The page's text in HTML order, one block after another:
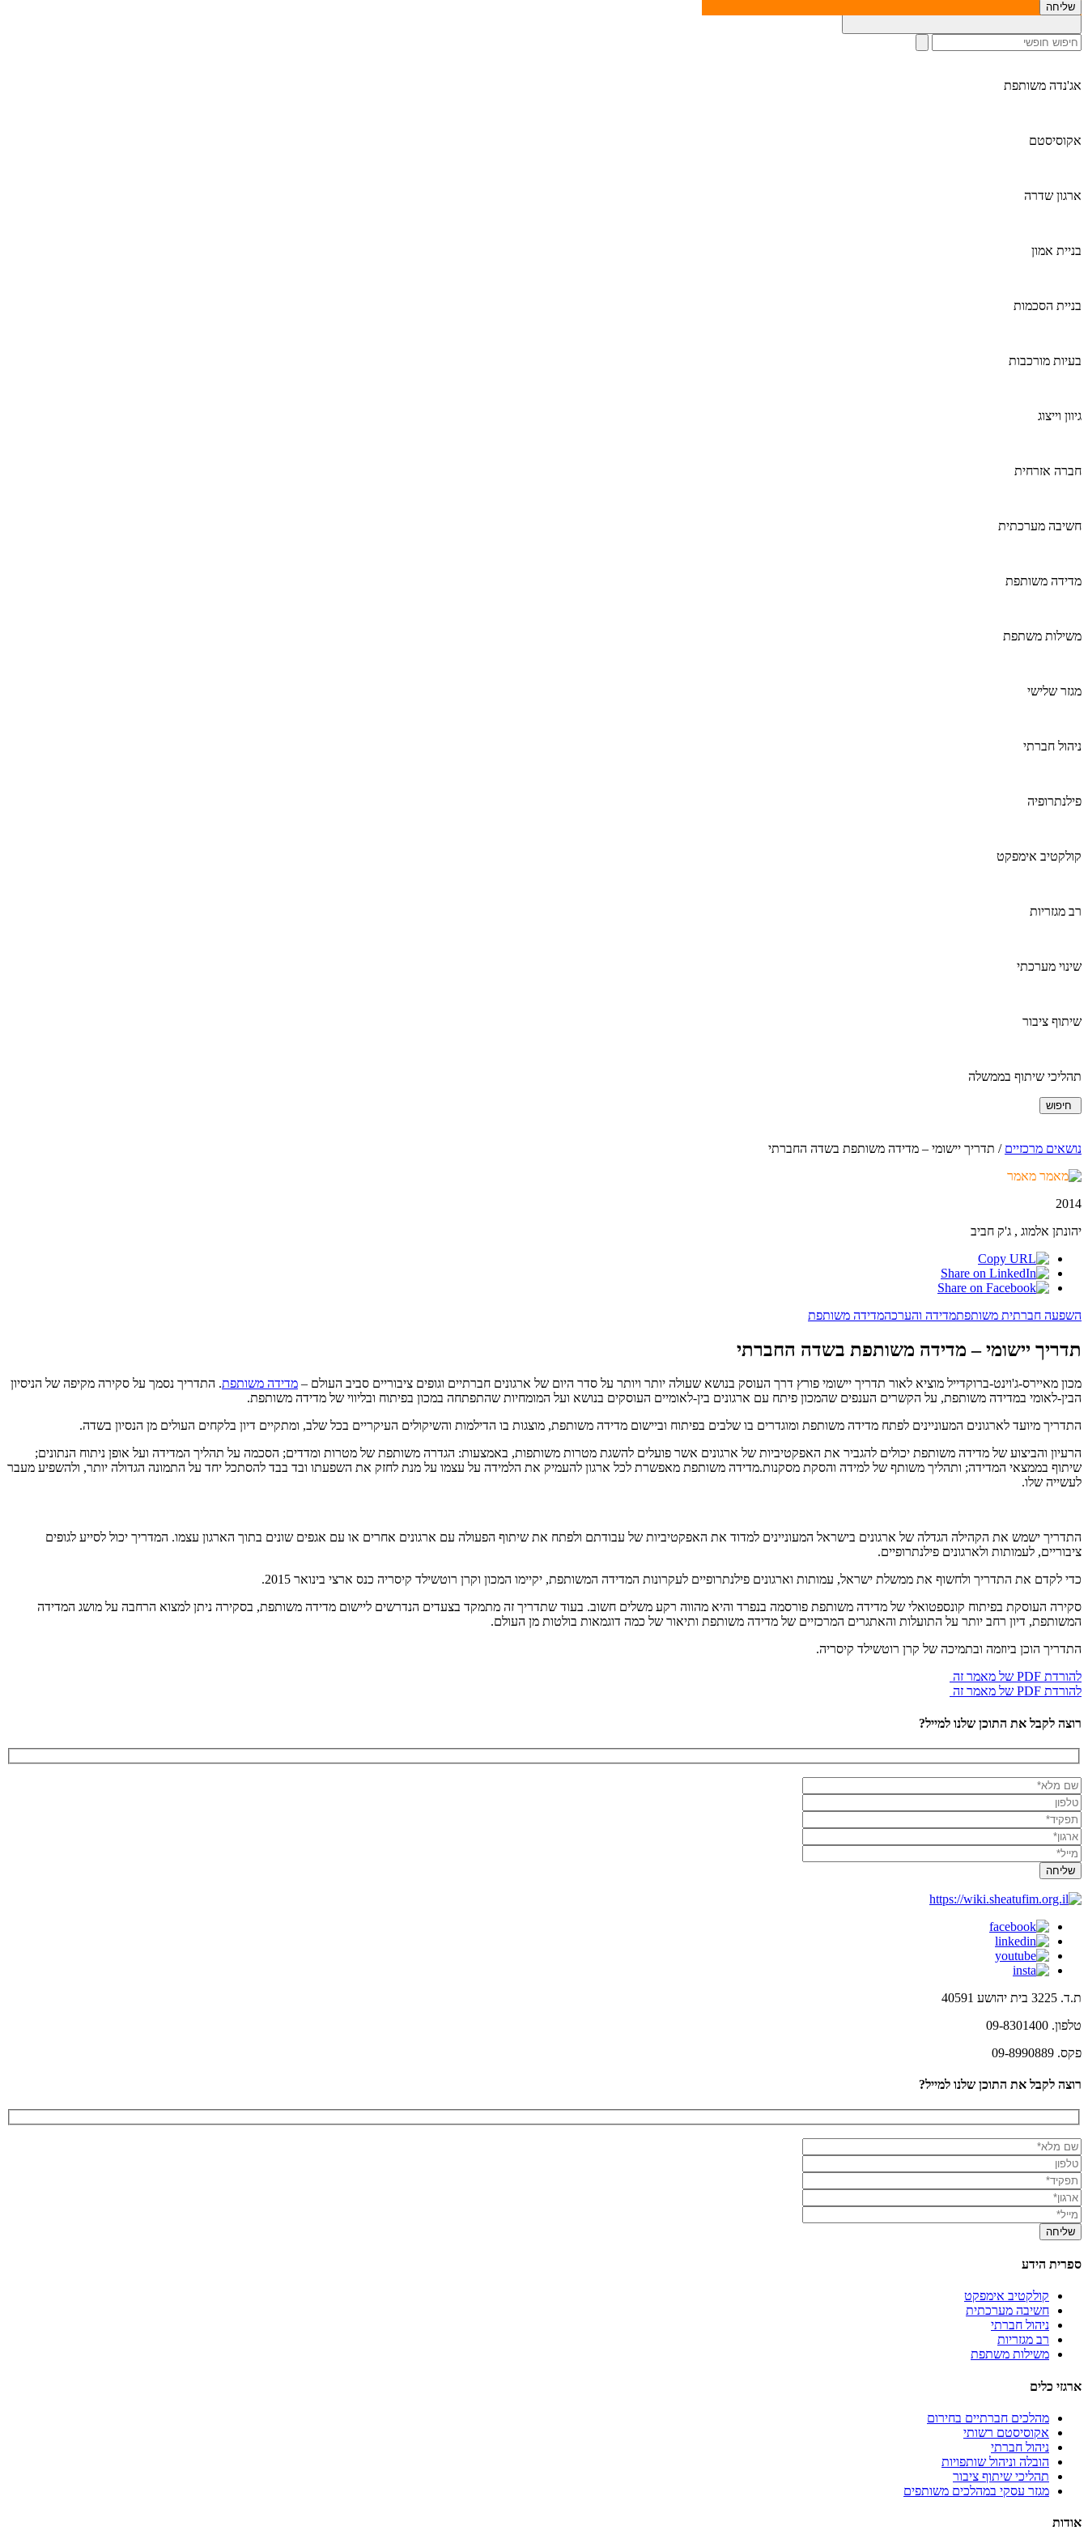
אג'נדה משותפת
אקוסיסטם
ארגון שדרה
בניית אמון
בניית הסכמות
בעיות מורכבות
גיוון וייצוג
חברה אזרחית
חשיבה מערכתית
מדידה משותפת
משילות משתפת
מגזר שלישי
ניהול חברתי
פילנתרופיה
קולקטיב אימפקט
רב מגזריות
שינוי מערכתי
שיתוף ציבור
תהליכי שיתוף בממשלה
נושאים מרכזיים / תדריך יישומי – מדידה משותפת בשדה החברתי
מאמר
2014
יהונתן אלמוג , ג'ק חביב
השפעה חברתית משותפתמדידה והערכהמדידה משותפת
תדריך יישומי – מדידה משותפת בשדה החברתי
מכון מאיירס-ג'וינט-ברוקדייל מוציא לאור תדריך יישומי פורץ דרך העוסק בנושא שעולה יותר ויותר על סדר היום של ארגונים חברתיים וגופים ציבוריים סביב העולם – מדידה משותפת. התדריך נסמך על סקירה מקיפה של הניסיון
הבין-לאומי במדידה משותפת, על הקשרים הענפים שהמכון פיתח עם ארגונים בין-לאומיים העוסקים בנושא ועל המומחיות שהתפתחה במכון בפיתוח ובליווי של מדידה משותפת.
התדריך מיועד לארגונים המעוניינים לפתח מדידה משותפת ומוגדרים בו שלבים בפיתוח וביישום מדידה משותפת, מוצגות בו הדילמות והשיקולים העיקריים בכל שלב, ומתקיים דיון בלקחים העולים מן הנסיון בשדה.
הרעיון והביצוע של מדידה משותפת יכולים להגביר את האפקטיביות של ארגונים אשר פועלים להשגת מטרות משותפות, באמצעות: הגדרה משותפת של מטרות ומדדים; הסכמה על תהליך המדידה ועל אופן ניתוח הנתונים;
שיתוף בממצאי המדידה; ותהליך משותף של למידה והסקת מסקנות.מדידה משותפת מאפשרת לכל ארגון להעמיק את הלמידה על עצמו על מנת לחזק את השפעתו ובד בבד להסתכל יחד על התמונה הגדולה יותר, ולהשפיע מעבר
לעשייה שלו.
התדריך ישמש את הקהילה הגדלה של ארגונים בישראל המעוניינים למדוד את האפקטיביות של עבודתם ולפתח את שיתוף הפעולה עם ארגונים אחרים או עם אגפים שונים בתוך הארגון עצמו. המדריך יכול לסייע לגופים
ציבוריים, לעמותות ולארגונים פילנתרופיים.
כדי לקדם את התדריך ולחשוף את ממשלת ישראל, עמותות וארגונים פילנתרופיים לעקרונות המדידה המשותפת, יקיימו המכון וקרן רוטשילד קיסריה כנס ארצי בינואר 2015.
סקירה העוסקת בפיתוח קונספטואלי של מדידה משותפת פורסמה בנפרד והיא מהווה רקע משלים חשוב. בעוד שתדריך זה מתמקד בצעדים הנדרשים ליישום מדידה משותפת, בסקירה ניתן למצוא הרחבה על מושג המדידה
המשותפת, דיון רחב יותר על התועלות והאתגרים המרכזיים של מדידה משותפת ותיאור של כמה דוגמאות בולטות מן העולם.
התדריך הוכן ביוזמה ובתמיכה של קרן רוטשילד קיסריה.
להורדת PDF של מאמר זה
להורדת PDF של מאמר זה
רוצה לקבל את התוכן שלנו למייל?
ת.ד. 3225 בית יהושע 40591
טלפון. 09-8301400
פקס. 09-8990889
רוצה לקבל את התוכן שלנו למייל?
ספרית הידע
קולקטיב אימפקט
חשיבה מערכתית
ניהול חברתי
רב מגזריות
משילות משתפת
ארגזי כלים
מהלכים חברתיים בחירום
אקוסיסטם רשותי
ניהול חברתי
הובלה וניהול שותפויות
תהליכי שיתוף ציבור
מגזר עסקי במהלכים משותפים
אודות